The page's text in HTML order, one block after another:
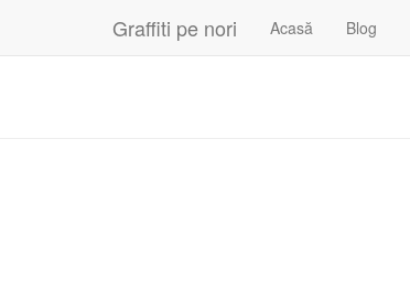
Graffiti pe nori Acasă Blog